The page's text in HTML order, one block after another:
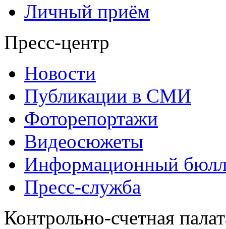
Личный приём
Пресс-центр
Новости
Публикации в СМИ
Фоторепортажи
Видеосюжеты
Информационный
Пресс-служба
Контрольно-счетная